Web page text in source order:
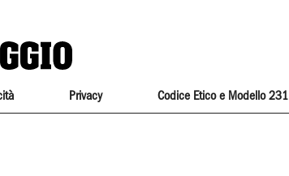
Privacy Codice Etico e Modello 231